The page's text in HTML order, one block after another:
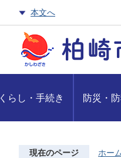
本文へ
くらし・手続き 防災・
現在のページ ホーム